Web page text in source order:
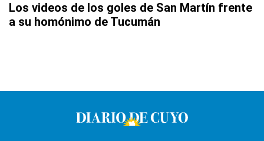
Los videos de los goles de San Martín frente
a su homónimo de Tucumán